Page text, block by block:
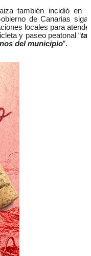
también incidió en
de Canarias
locales para
y paseo peatonal “
del municipio”.